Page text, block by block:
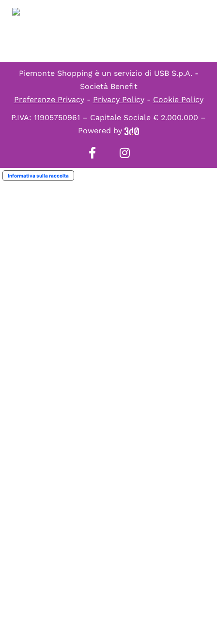
Piemonte Shopping è un servizio di USB S.p.A. -
Società Benefit
Preferenze Privacy- Privacy Policy- Cookie Policy
P.IVA: 11905750961 – Capitale Sociale € 2.000.000 –
Powered by
Informativa sulla raccolta